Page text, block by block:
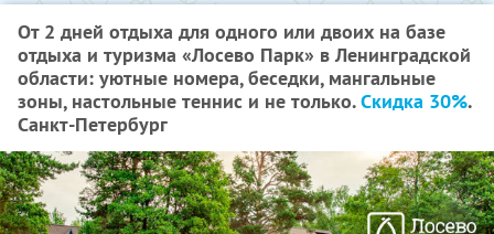
От 2 дней отдыха для одного или двоих на базе
отдыха и туризма «Лосево Парк» в Ленинградской
области: уютные номера, беседки, мангальные
зоны, настольные теннис и не только.Скидка 30%.
Санкт-Петербург